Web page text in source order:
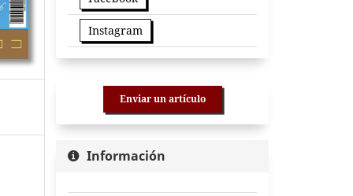
Instagram
Enviar un artículo
Información